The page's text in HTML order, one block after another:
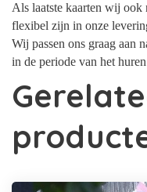
Als laatste kaarten wij ook
flexibel zijn in onze
Wij passen ons graag aan
in de periode van het